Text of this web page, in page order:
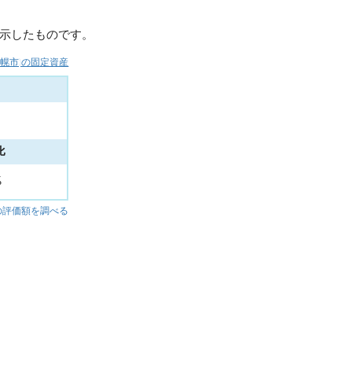
したものです。
市)の固定資産
価額を調べる